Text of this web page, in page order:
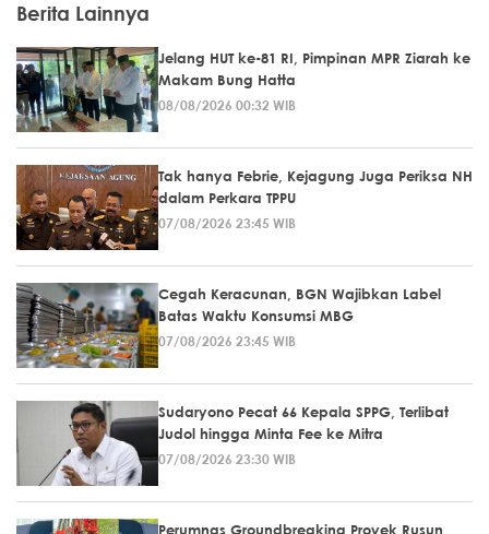
Berita Lainnya
Jelang HUT ke-81 RI, Pimpinan MPR Ziarah ke
Makam Bung Hatta
08/08/2026 00:32 WIB
Tak hanya Febrie, Kejagung Juga Periksa NH
dalam Perkara TPPU
07/08/2026 23:45 WIB
Cegah Keracunan, BGN Wajibkan Label
Batas Waktu Konsumsi MBG
07/08/2026 23:45 WIB
Sudaryono Pecat 66 Kepala SPPG, Terlibat
Judol hingga Minta Fee ke Mitra
07/08/2026 23:30 WIB
Perumnas Groundbreaking Proyek Rusun